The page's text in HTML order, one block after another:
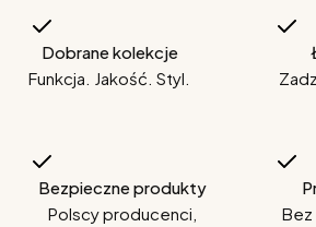
Dobrane kolekcje
Funkcja. Jakość. Styl.
Bezpieczne produkty
Polscy producenci,